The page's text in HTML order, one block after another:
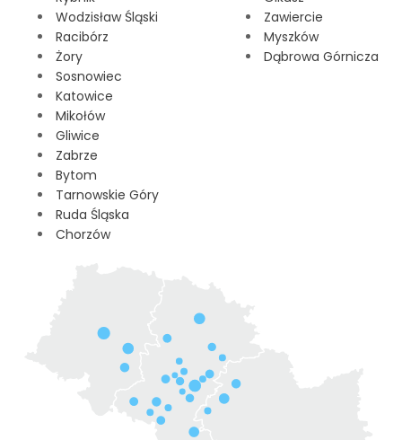
Wodzisław Śląski
Racibórz
Żory
Zawiercie
Myszków
Dąbrowa Górnicza
Sosnowiec
Katowice
Mikołów
Gliwice
Zabrze
Bytom
Tarnowskie Góry
Ruda Śląska
Chorzów